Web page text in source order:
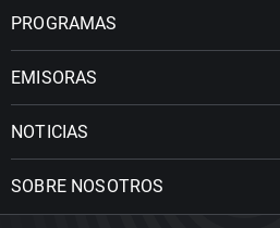
PROGRAMAS
EMISORAS
NOTICIAS
SOBRE NOSOTROS